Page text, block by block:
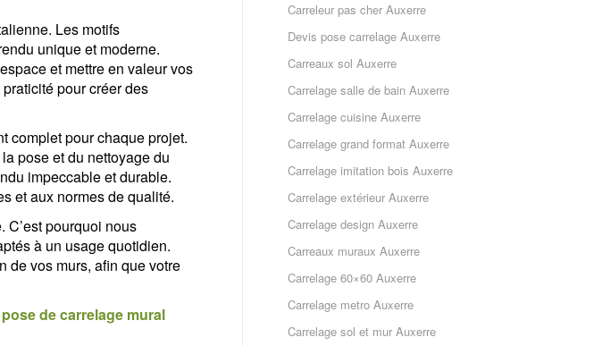
Les motifs
unique et moderne.
et mettre en valeur vos
pour créer des
complet pour chaque projet.
pose et du nettoyage du
impeccable et durable.
et aux normes de qualité.
pourquoi nous
à un usage quotidien.
de vos murs, afin que votre
pose de carrelage mural
Carreleur pas cher Auxerre
Devis pose carrelage Auxerre
Carreaux sol Auxerre
Carrelage salle de bain Auxerre
Carrelage cuisine Auxerre
Carrelage grand format Auxerre
Carrelage imitation bois Auxerre
Carrelage extérieur Auxerre
Carrelage design Auxerre
Carreaux muraux Auxerre
Carrelage 60×60 Auxerre
Carrelage metro Auxerre
Carrelage sol et mur Auxerre